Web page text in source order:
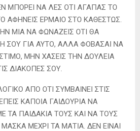
ΜΠΟΡΕΙ ΝΑ ΛΕΣ ΟΤΙ ΑΓΑΠΑΣ ΤΟ
ΑΦΗΝΕΙΣ ΕΡΜΑΙΟ ΣΤΟ ΚΑΘΕΣΤΩΣ.
ΜΙΑ ΝΑ ΦΩΝΑΖΕΙΣ ΟΤΙ ΘΑ
ΣΟΥ ΓΙΑ ΑΥΤΟ, ΑΛΛΑ ΦΟΒΑΣΑΙ ΝΑ
ΜΗΝ ΧΑΣΕΙΣ ΤΗΝ ΔΟΥΛΕΙΑ
ΔΙΑΚΟΠΕΣ ΣΟΥ.
ΑΠΟ ΟΤΙ ΣΥΜΒΑΙΝΕΙ ΣΤΙΣ
ΚΑΠΟΙΑ ΓΑΙΔΟΥΡΙΑ ΝΑ
ΤΑ ΠΑΙΔΑΚΙΑ ΤΟΥΣ ΚΑΙ ΝΑ ΤΟΥΣ
ΜΕΧΡΙ ΤΑ ΜΑΤΙΑ. ΔΕΝ ΕΙΝΑΙ